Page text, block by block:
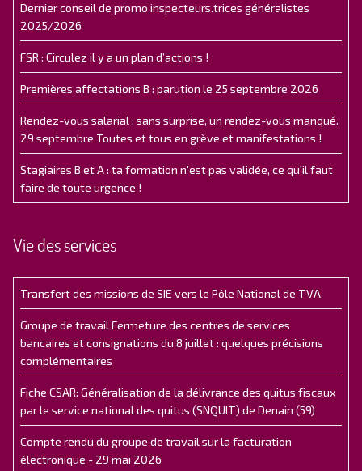
Dernier conseil de promo inspecteurs.trices généralistes
2025/2026
FSR : Circulez il y a un plan d’actions !
Premières affectations B : parution le 25 septembre 2026
Rendez-vous salarial : sans surprise, un rendez-vous manqué.
29 septembre Toutes et tous en grève et manifestations !
Stagiaires B et A : ta formation n'est pas validée, ce qu'il faut
faire de toute urgence !
Vie des services
Transfert des missions de SIE vers le Pôle National de TVA
Groupe de travail Fermeture des centres de services
bancaires et consignations du 8 juillet : quelques précisions
complémentaires
Fiche CSAR: Généralisation de la délivrance des quitus fiscaux
par le service national des quitus (SNQUIT) de Denain (59)
Compte rendu du groupe de travail sur la facturation
électronique - 29 mai 2026